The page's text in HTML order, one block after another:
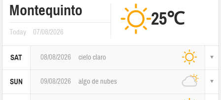
Montequinto
Today 07/08/2026
25℃
SAT 08/08/2026 cielo claro
SUN 09/08/2026 algo de nubes